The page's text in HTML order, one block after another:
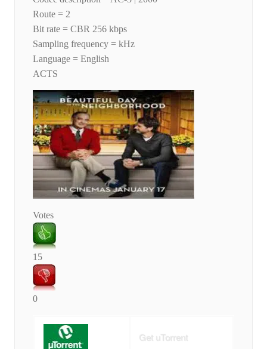
Route = 2
Bit rate = CBR 256 kbps
Sampling frequency = kHz
Language = English
ACTS
Votes
15
0
Get uTorrent